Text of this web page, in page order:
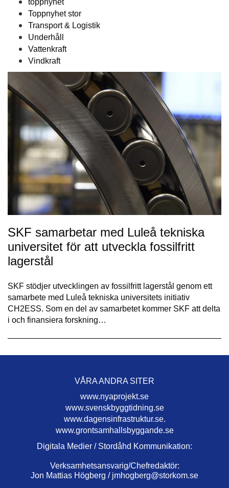
toppnyhet
Toppnyhet stor
Transport & Logistik
Underhåll
Vattenkraft
Vindkraft
SKF samarbetar med Luleå tekniska
universitet för att utveckla fossilfritt
lagerstål
SKF stödjer utvecklingen av fossilfritt lagerstål genom ett
samarbete med Luleå tekniska universitets initiativ
CH2ESS. Som en del av samarbetet kommer SKF att delta
i och finansiera forskning…
VÅRA ANDRA SITER
www.nyaprojekt.se
www.svenskbyggtidning.se
www.dagensinfrastruktur.se.
www.grontsamhallsbyggande.se
Digitala Medier / Stordåhd Kommunikation:
Verksamhetsansvarig/Chefredaktör:
Jon Mattias Högberg / jmhogberg@storkom.se